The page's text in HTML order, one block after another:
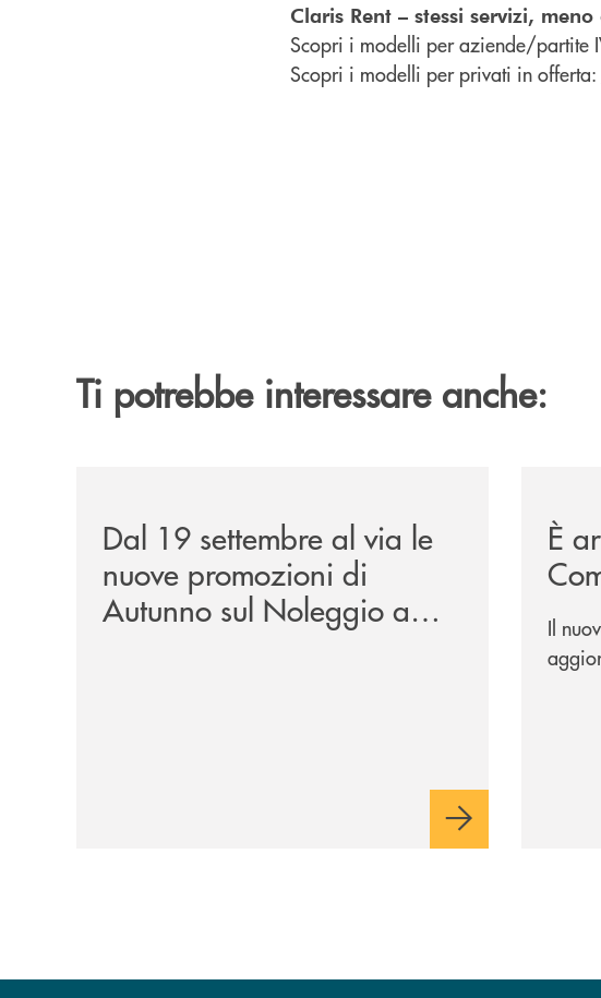
Claris Rent – stessi servizi,
Scopri i modelli per aziende/partite
Scopri i modelli per privati in offerta:
Ti potrebbe interessare anche:
Dal 19 settembre al via le
nuove promozioni di
Autunno sul Noleggio a
È
Il